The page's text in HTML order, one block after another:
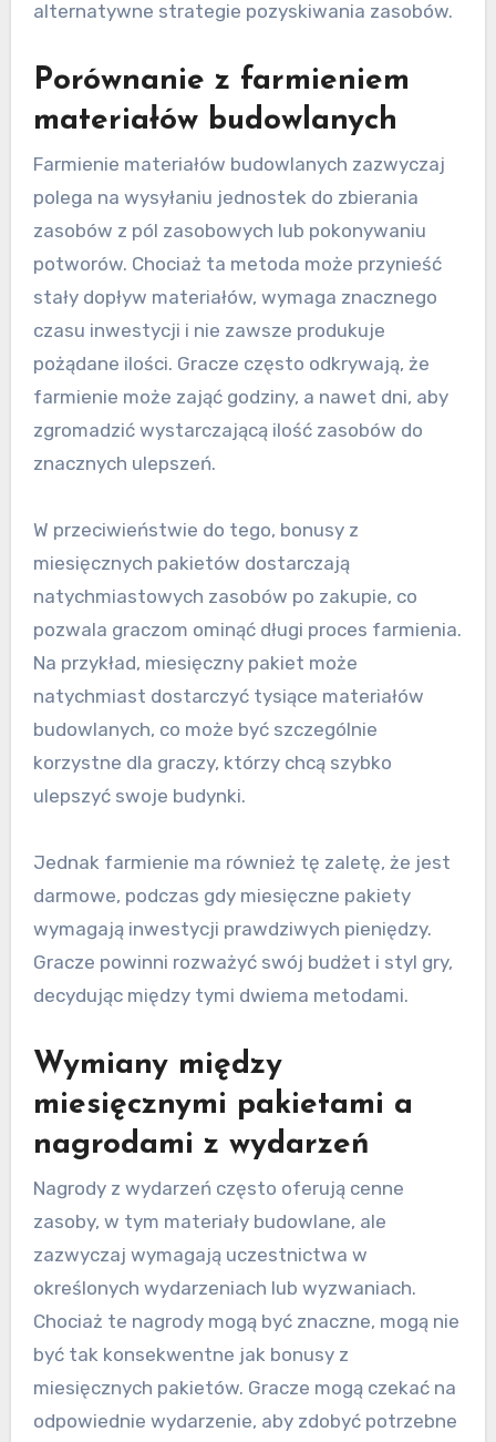
alternatywne strategie pozyskiwania zasobów.
Porównanie z farmieniem
materiałów budowlanych
Farmienie materiałów budowlanych zazwyczaj
polega na wysyłaniu jednostek do zbierania
zasobów z pól zasobowych lub pokonywaniu
potworów. Chociaż ta metoda może przynieść
stały dopływ materiałów, wymaga znacznego
czasu inwestycji i nie zawsze produkuje
pożądane ilości. Gracze często odkrywają, że
farmienie może zająć godziny, a nawet dni, aby
zgromadzić wystarczającą ilość zasobów do
znacznych ulepszeń.
W przeciwieństwie do tego, bonusy z
miesięcznych pakietów dostarczają
natychmiastowych zasobów po zakupie, co
pozwala graczom ominąć długi proces farmienia.
Na przykład, miesięczny pakiet może
natychmiast dostarczyć tysiące materiałów
budowlanych, co może być szczególnie
korzystne dla graczy, którzy chcą szybko
ulepszyć swoje budynki.
Jednak farmienie ma również tę zaletę, że jest
darmowe, podczas gdy miesięczne pakiety
wymagają inwestycji prawdziwych pieniędzy.
Gracze powinni rozważyć swój budżet i styl gry,
decydując między tymi dwiema metodami.
Wymiany między
miesięcznymi pakietami a
nagrodami z wydarzeń
Nagrody z wydarzeń często oferują cenne
zasoby, w tym materiały budowlane, ale
zazwyczaj wymagają uczestnictwa w
określonych wydarzeniach lub wyzwaniach.
Chociaż te nagrody mogą być znaczne, mogą nie
być tak konsekwentne jak bonusy z
miesięcznych pakietów. Gracze mogą czekać na
odpowiednie wydarzenie, aby zdobyć potrzebne